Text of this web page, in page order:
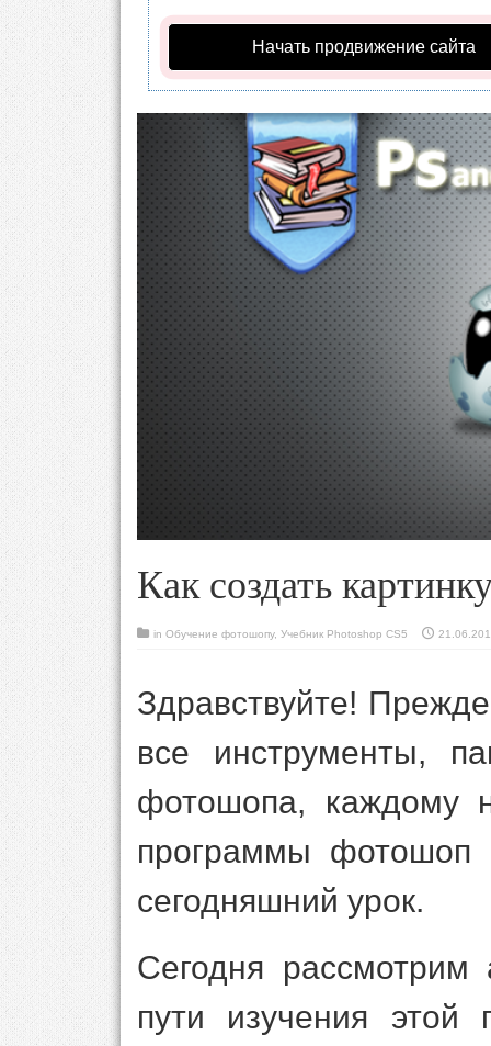
Начать продвижение сайта
Как создать
in Обучение фотошопу, Учебник Photoshop CS5
Здравствуйте!
все инструменты,
фотошопа, каждому
программы фотошоп
сегодняшний урок.
Сегодня
пути изучения